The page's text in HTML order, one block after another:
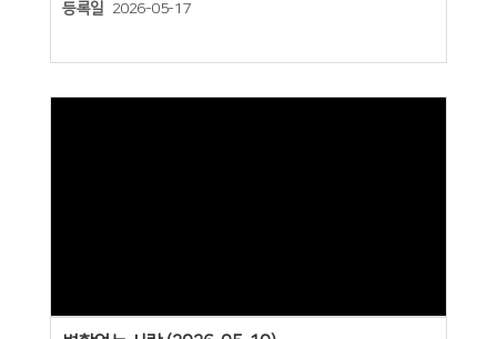
등록일 2026-05-17